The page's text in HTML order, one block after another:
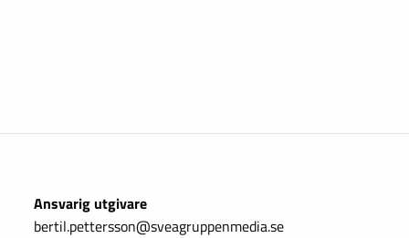
Ansvarig utgivare
bertil.pettersson@sveagruppenmedia.se